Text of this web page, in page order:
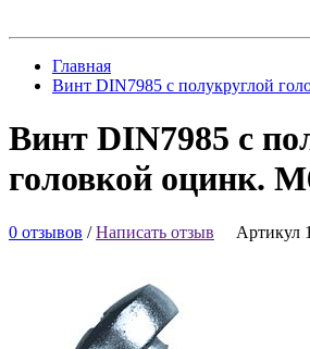
Главная
Винт DIN7985 с полукруглой
Винт DIN7985 с
головкой оцинк.
0 отзывов /Написать отзыв Артикул